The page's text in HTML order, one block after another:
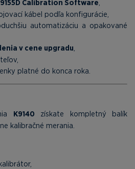
9155D Calibration Software
kábel podľa konfigurácie,
automatizáciu a opakované
v cene upgradu
platné do konca roka.
K9140 získate kompletný balík
kalibračné merania.